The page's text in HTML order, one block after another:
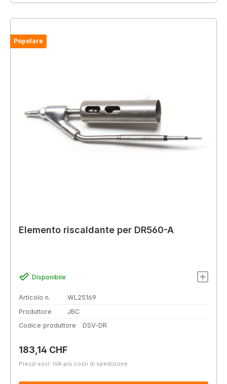
Popolare
Elemento riscaldante per DR560-A
Disponibile
Articolo n.
WL25169
Produttore
JBC
Codice produttore
DSV-DR
Prezzo normale:
183,14 CHF
Prezzi escl. IVA più costi di spedizione